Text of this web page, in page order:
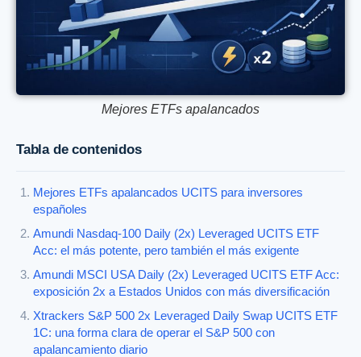
Mejores ETFs apalancados
Tabla de contenidos
Mejores ETFs apalancados UCITS para inversores
españoles
Amundi Nasdaq-100 Daily (2x) Leveraged UCITS ETF
Acc: el más potente, pero también el más exigente
Amundi MSCI USA Daily (2x) Leveraged UCITS ETF Acc:
exposición 2x a Estados Unidos con más diversificación
Xtrackers S&P 500 2x Leveraged Daily Swap UCITS ETF
1C: una forma clara de operar el S&P 500 con
apalancamiento diario